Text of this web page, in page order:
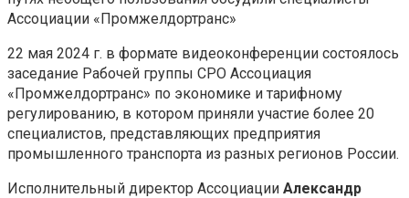
Ассоциации «Промжелдортранс»
22 мая 2024 г. в формате видеоконференции состоялось
заседание Рабочей группы СРО Ассоциация
«Промжелдортранс» по экономике и тарифному
регулированию, в котором приняли участие более 20
специалистов, представляющих предприятия
промышленного транспорта из разных регионов России.
Исполнительный директор Ассоциации Александр